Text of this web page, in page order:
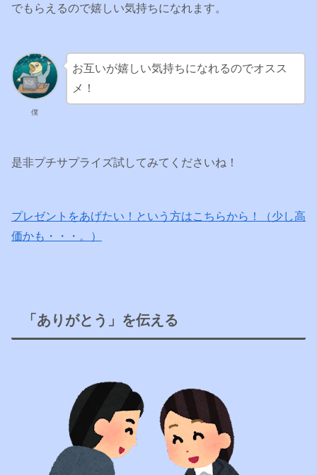
でもらえるので嬉しい気持ちになれます。
僕
お互いが嬉しい気持ちになれるのでオスス
メ！
是非プチサプライズ試してみてくださいね！
プレゼントをあげたい！という方はこちらから！（少し高
価かも・・・。）
「ありがとう」を伝える